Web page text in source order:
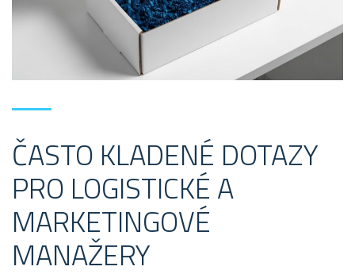
ČASTO KLADENÉ DOTAZY
PRO LOGISTICKÉ A
MARKETINGOVÉ
MANAŽERY